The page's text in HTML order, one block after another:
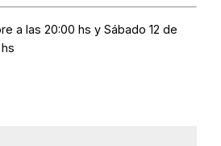
a las 20:00 hs y Sábado 12 de